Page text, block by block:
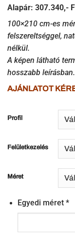
Alapár: 307.340,-
100×210 cm-es
felszereltséggel,
nélkül.
A képen látható
hosszabb leírásban.
AJÁNLATOT
Profil
Felületkezelés
Méret
Egyedi méret*